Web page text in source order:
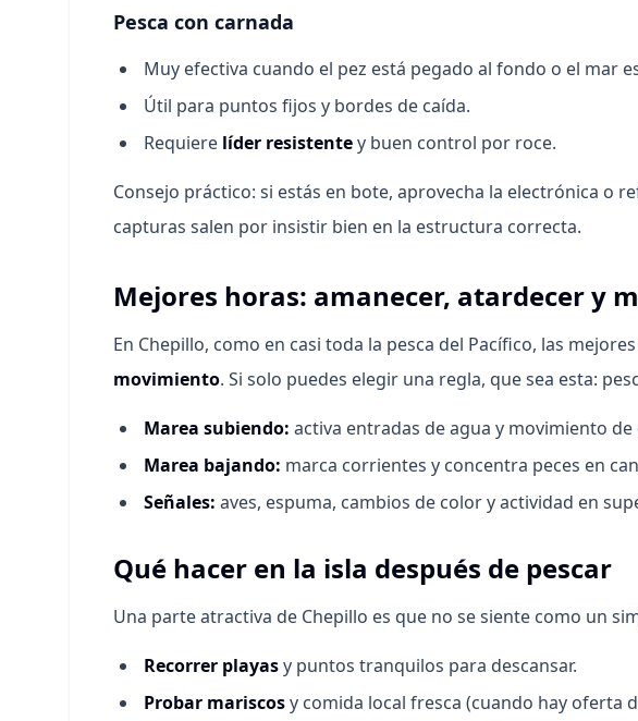
Pesca con carnada
Muy efectiva cuando el pez está pegado al fondo o el mar
Útil para puntos fijos y bordes de caída.
Requiere líder resistentey buen control por roce.
Consejo práctico: si estás en bote, aprovecha la electrónica o
capturas salen por insistir bien en la estructura correcta.
Mejores horas: amanecer, atardecer y
En Chepillo, como en casi toda la pesca del Pacífico, las
movimiento. Si solo puedes elegir una regla, que sea esta:
Marea subiendo: activa entradas de agua y movimiento de
Marea bajando: marca corrientes y concentra peces en
Señales: aves, espuma, cambios de color y actividad en
Qué hacer en la isla después de pescar
Una parte atractiva de Chepillo es que no se siente como un
Recorrer playasy puntos tranquilos para descansar.
Probar mariscosy comida local fresca (cuando hay oferta